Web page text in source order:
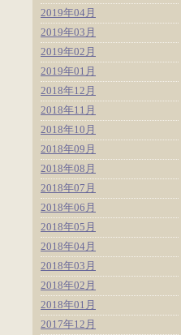
2019年04月
2019年03月
2019年02月
2019年01月
2018年12月
2018年11月
2018年10月
2018年09月
2018年08月
2018年07月
2018年06月
2018年05月
2018年04月
2018年03月
2018年02月
2018年01月
2017年12月